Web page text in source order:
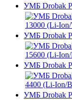
УМБ Drobak
УМБ Drobak
УМБ Drobak
УМБ Drobak